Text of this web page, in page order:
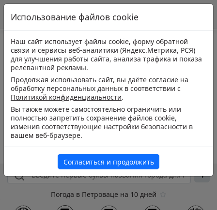
Погода в Петроваце на 10 дней
Использование файлов cookie
Наш сайт использует файлы cookie, форму обратной
связи и сервисы веб-аналитики (Яндекс.Метрика, РСЯ)
для улучшения работы сайта, анализа трафика и показа
релевантной рекламы.
Продолжая использовать сайт, вы даёте согласие на
обработку персональных данных в соответствии с
Политикой конфиденциальности.
Вы также можете самостоятельно ограничить или
полностью запретить сохранение файлов cookie,
изменив соответствующие настройки безопасности в
вашем веб-браузере.
Согласиться и продолжить